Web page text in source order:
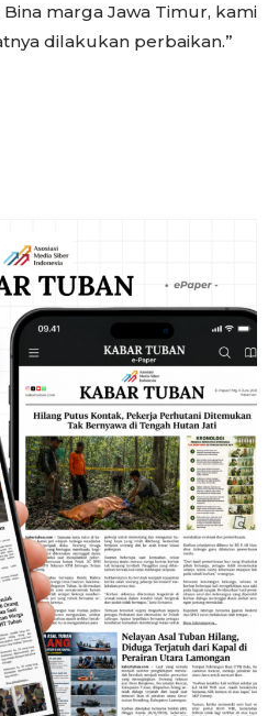
marga Jawa Timur, kami
dilakukan perbaikan.”